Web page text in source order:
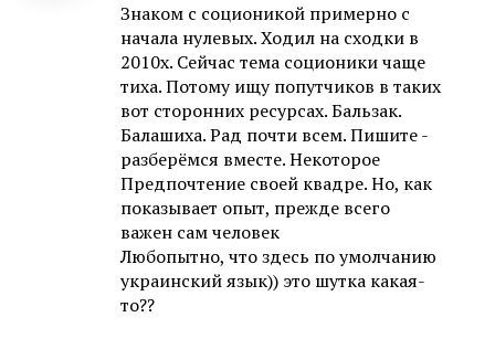
Знаком с соционикой примерно с
начала нулевых. Ходил на сходки в
2010х. Сейчас тема соционики чаще
тиха. Потому ищу попутчиков в таких
вот сторонних ресурсах. Бальзак.
Балашиха. Рад почти всем. Пишите -
разберёмся вместе. Некоторое
Предпочтение своей квадре. Но, как
показывает опыт, прежде всего
важен сам человек
Любопытно, что здесь по умолчанию
украинский язык)) это шутка какая-
то??